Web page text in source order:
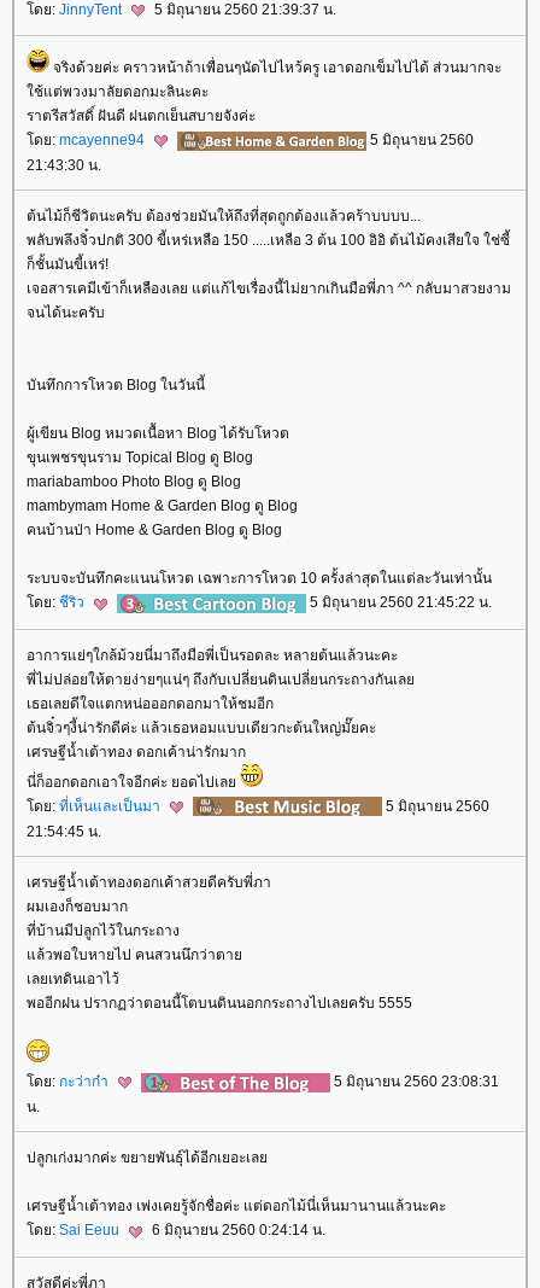
ดย: JinnyTent 5 มิถุนายน 2560 21:39:37 น.
จริงด้วยค่ะ คราวหน้าถ้าเพื่อนๆนัดไปไหว้ครู เอาดอกเข็มไปได้ ส่วนมากจะ
ช้แต่พวงมาลัยดอกมะลินะคะ
ราตรีสวัสดิ์ ฝันดี ฝนตกเย็นสบายจังค่ะ
ดย: mcayenne94
5 มิถุนายน 2560
21:43:30 น.
ต้นไม้ก็ชีวิตนะครับ ต้องช่วยมันให้ถึงที่สุดถูกต้องแล้วคร้าบบบบ...
พลับพลึงจิ๋วปกติ 300 ขี้เหร่เหลือ 150 .....เหลือ 3 ต้น 100 อิอิ ต้นไม้คงเสียใจ ใช่ซี้
ก็ชั้นมันขี้เหร่!
เจอสารเคมีเข้าก็เหลืองเลย แต่แก้ไขเรื่องนี้ไม่ยากเกินมือพี่ภา ^^ กลับมาสวยงาม
จนได้นะครับ
บันทึกการโหวต Blog ในวันนี้
ผู้เขียน Blog หมวดเนื้อหา Blog ได้รับโหวต
ขุนเพชรขุนราม Topical Blog ดู Blog
mariabamboo Photo Blog ดู Blog
mambymam Home & Garden Blog ดู Blog
คนบ้านป่า Home & Garden Blog ดู Blog
ระบบจะบันทึกคะแนนโหวต เฉพาะการโหวต 10 ครั้งล่าสุดในแต่ละวันเท่านั้น
ดย: ชีริว 5 มิถุนายน 2560 21:45:22 น.
อาการแย่ๆใกล้ม้วยนี่มาถึงมือพี่เป็นรอดละ หลายต้นแล้วนะคะ
พี่ไม่ปล่อยให้ตายง่ายๆแน่ๆ ถึงกับเปลี่ยนดินเปลี่ยนกระถางกันเล
เธอเลยดีใจแตกหน่อออกดอกมาให้ชมอีก
ต้นจิ๋วๆงี้น่ารักดีค่ะ แล้วเธอหอมแบบเดียวกะต้นใหญ่มั๊ยคะ
เศรษฐีน้ำเต้าทอง ดอกเค้าน่ารักมาก
นี่ก็ออกดอกเอาใจอีกค่ะ ยอดไปเล
ดย: ที่เห็นและเป็นมา
5 มิถุนายน 2560
21:54:45 น.
เศรษฐีน้ำเต้าทองดอกเค้าสวยดีครับพี่ภา
ผมเองก็ชอบมาก
ที่บ้านมีปลูกไว้ในกระถาง
ล้วพอใบหายไป คนสวนนึกว่าตา
เลยเทดินเอาไว้
พออีกฝน ปรากฏว่าตอนนี้โตบนดินนอกกระถางไปเลยครับ 5555
ดย: กะว่าก๋า
5 มิถุนายน 2560 23:08:31
น.
ปลูกเก่งมากค่ะ ขยายพันธุ์ได้อีกเยอะเล
เศรษฐีน้ำเต้าทอง เพ่งเคยรู้จักชื่อค่ะ แต่ดอกไม้นี่เห็นมานานแล้วนะคะ
ดย: Sai Eeuu 6 มิถุนายน 2560 0:24:14 น.
สวัสดีค่ะพี่ภา